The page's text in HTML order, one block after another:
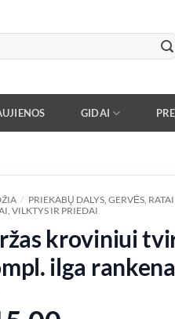
GIDAI
/ PRIEKABŲ DALYS, GERVĖS, RATAI
VILKTYS IR PRIEDAI
kroviniui
ilga rankena